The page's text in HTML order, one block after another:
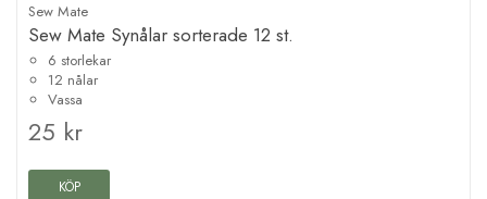
Sew Mate
Sew Mate Synålar sorterade 12 st.
6 storlekar
12 nålar
Vassa
25 kr
KÖP